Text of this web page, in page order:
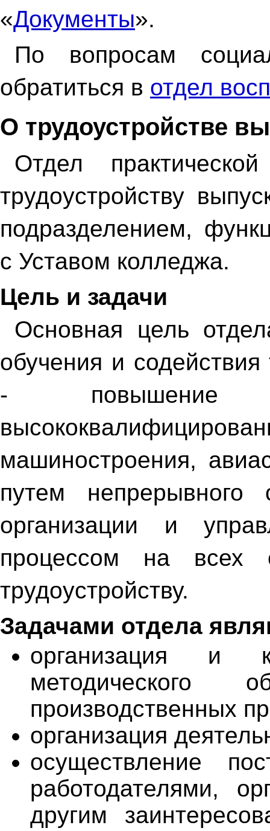
«Документы».
По вопросам
обратиться в отдел
О трудоустройстве
Отдел
трудоустройству
подразделением,
с Уставом колледжа.
Цель и задачи
Основная цель
обучения и содействия
- повышение
машиностроения,
путем непрерывного
организации и
процессом на всех
трудоустройству.
Задачами отдела
организация и
методического
производственных
организация
осуществление
работодателями,
другим